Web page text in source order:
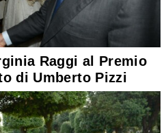
Raggi al Premio
di Umberto Pizzi